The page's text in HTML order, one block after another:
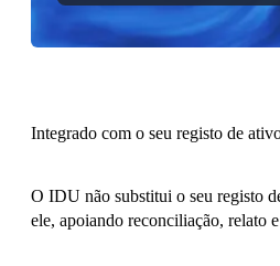
Integrado com o seu registo de
O IDU não substitui o seu registo
ele, apoiando reconciliação, relato